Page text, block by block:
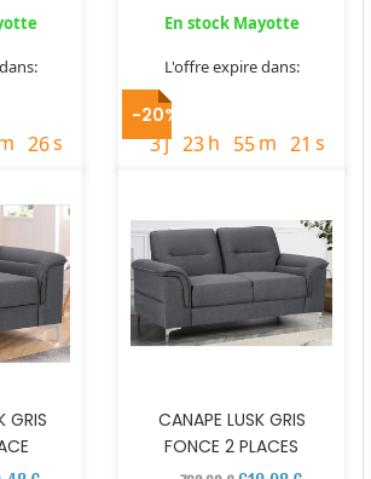
25s
En stock Mayotte
L'offre expire dans:
timer
3j 23h 55m 20 s
GRIS
-20%
CANAPE LUSK GRIS
FONCE 2 PLACES